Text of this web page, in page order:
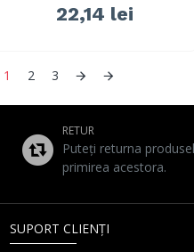
22,14 lei
1 2 3
RETUR
Puteți returna
primirea acestora.
SUPORT CLIENȚI